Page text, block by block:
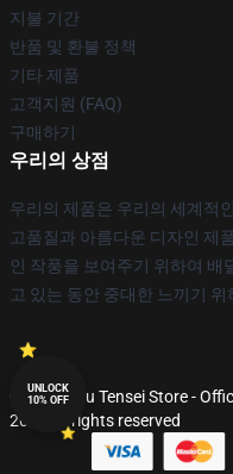
지불 기간
반품 및 환불 정책
기타 제품
고객지원 (FAQ)
구매하기
우리의 상점
우리의 제품은 우리의 세계적
고품질과 아름다운 디자인 제
인 작풍을 보여주기 위하여
고 있는 동안 중대한 느끼기 위
© Mushoku Tensei Store -
2026 all rights reserved
UNLOCK
10% OFF